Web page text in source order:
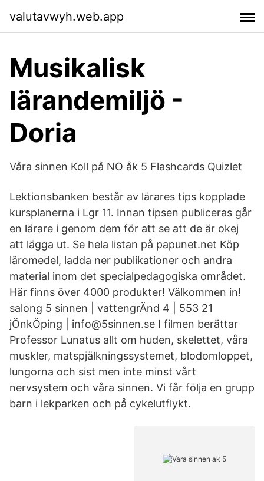
valutavwyh.web.app
Musikalisk
lärandemiljö -
Doria
Våra sinnen Koll på NO åk 5 Flashcards Quizlet
Lektionsbanken består av lärares tips kopplade
kursplanerna i Lgr 11. Innan tipsen publiceras går
en lärare i genom dem för att se att de är okej
att lägga ut. Se hela listan på papunet.net Köp
läromedel, ladda ner publikationer och andra
material inom det specialpedagogiska området.
Här finns över 4000 produkter! Välkommen in!
salong 5 sinnen | vattengrÄnd 4 | 553 21
jÖnkÖping | info@5sinnen.se I filmen berättar
Professor Lunatus allt om huden, skelettet, våra
muskler, matspjälkningssystemet, blodomloppet,
lungorna och sist men inte minst vårt
nervsystem och våra sinnen. Vi får följa en grupp
barn i lekparken och på cykelutflykt.